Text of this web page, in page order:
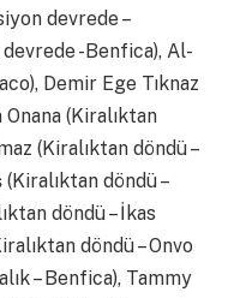
devrede –
-Benfica), Al-
Demir Ege Tıknaz
Onana (Kiralıktan
(Kiralıktan döndü –
döndü –
döndü – İkas
döndü – Onvo
– Benfica), Tammy